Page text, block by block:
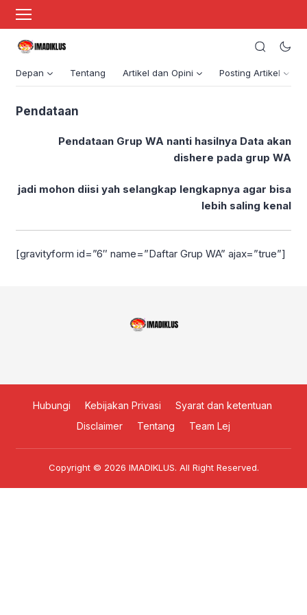
Depan Tentang Artikel dan Opini Posting Artikel
Pendataan
Pendataan Grup WA nanti hasilnya Data akan
dishere pada grup WA
jadi mohon diisi yah selangkap lengkapnya agar bisa
lebih saling kenal
[gravityform id=”6″ name=”Daftar Grup WA” ajax=”true”]
Hubungi Kebijakan Privasi
Syarat dan ketentuan
Disclaimer
Tentang Team Lej
Copyright © 2026 IMADIKLUS. All Right Reserved.